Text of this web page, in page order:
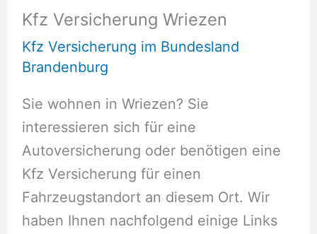
Kfz Versicherung Wriezen
Kfz Versicherung im Bundesland
Brandenburg
Sie wohnen in Wriezen? Sie
interessieren sich für eine
Autoversicherung oder benötigen eine
Kfz Versicherung für einen
Fahrzeugstandort an diesem Ort. Wir
haben Ihnen nachfolgend einige Links